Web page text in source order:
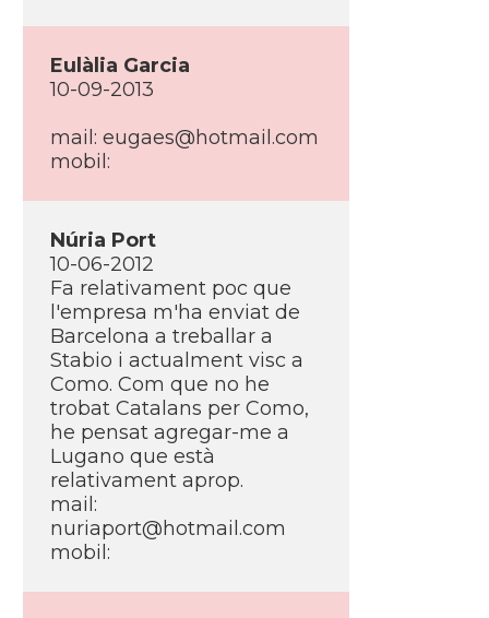
Eulàlia Garcia
10-09-2013
mail: eugaes@hotmail.com
mobil:
Núria Port
10-06-2012
Fa relativament poc que
l'empresa m'ha enviat de
Barcelona a treballar a
Stabio i actualment visc a
Como. Com que no he
trobat Catalans per Como,
he pensat agregar-me a
Lugano que està
relativament aprop.
mail:
nuriaport@hotmail.com
mobil: